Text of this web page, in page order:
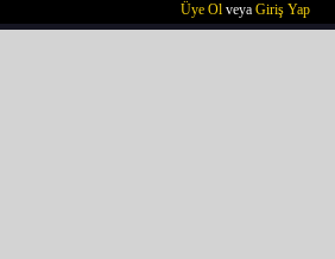
Üye Ol veya Giriş Yap